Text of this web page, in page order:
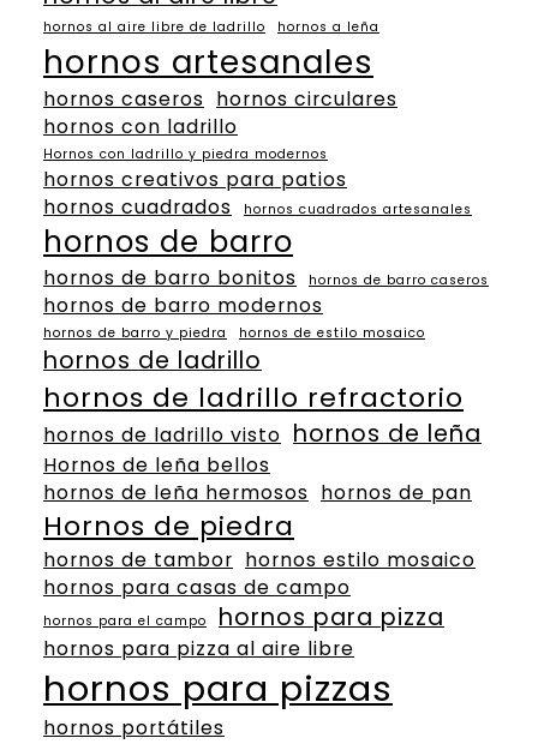
hornos al aire libre de ladrillo hornos a leña
hornos artesanales
hornos caseros hornos circulares
hornos con ladrillo
Hornos con ladrillo y piedra modernos
hornos creativos para patios
hornos cuadrados
hornos cuadrados artesanales
hornos de barro
hornos de barro bonitos hornos de barro caseros
hornos de barro modernos
hornos de barro y piedra hornos de estilo mosaico
hornos de ladrillo
hornos de ladrillo refractorio
hornos de ladrillo visto hornos de leña
Hornos de leña bellos
hornos de leña hermosos hornos de pan
Hornos de piedra
hornos de tambor hornos estilo mosaico
hornos para casas de campo
hornos para el campo hornos para pizza
hornos para pizza al aire libre
hornos para pizzas
hornos portátiles